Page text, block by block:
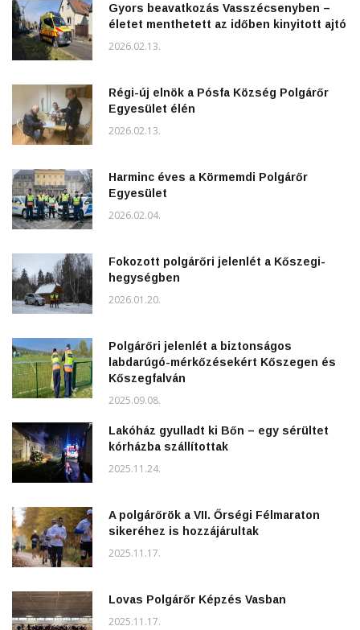
Gyors beavatkozás Vasszécsenyben –
életet menthetett az időben kinyitott ajtó
2026.02.13.
Régi-új elnök a Pósfa Község Polgárőr
Egyesület élén
2026.02.13.
Harminc éves a Körmemdi Polgárőr
Egyesület
2026.02.04.
Fokozott polgárőri jelenlét a Kőszegi-
hegységben
2026.01.20.
Polgárőri jelenlét a biztonságos
labdarúgó-mérkőzésekért Kőszegen és
Kőszegfalván
2025.09.08.
Lakóház gyulladt ki Bőn – egy sérültet
kórházba szállítottak
2025.11.24.
A polgárőrök a VII. Őrségi Félmaraton
sikeréhez is hozzájárultak
2025.11.17.
Lovas Polgárőr Képzés Vasban
2025.11.17.